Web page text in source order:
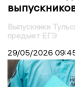
Выпускники
предмет ЕГЭ
29/05/2026